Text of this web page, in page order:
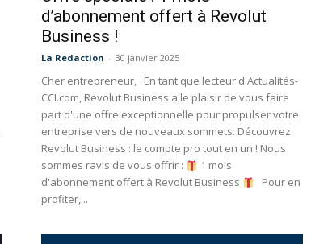
d’abonnement offert à Revolut
Business !
La Redaction - 30 janvier 2025
Cher entrepreneur, En tant que lecteur d'Actualités-
CCI.com, Revolut Business a le plaisir de vous faire
part d'une offre exceptionnelle pour propulser votre
entreprise vers de nouveaux sommets. Découvrez
Revolut Business : le compte pro tout en un ! Nous
sommes ravis de vous offrir :
1 mois
d'abonnement offert à Revolut Business
Pour en
profiter,...